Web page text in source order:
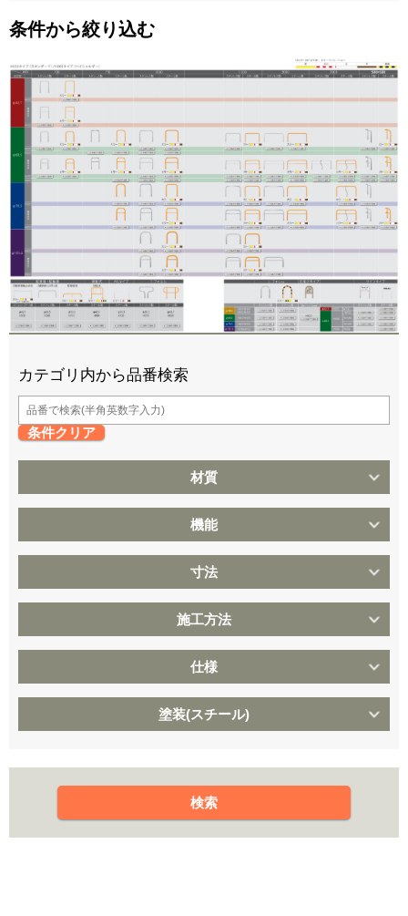
条件から絞り込む
カテゴリ内から品番検索
条件クリア
材質
機能
寸法
施工方法
仕様
塗装(スチール)
検索